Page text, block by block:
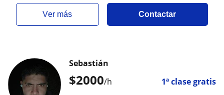
ver más Contactar
$2000/h 1ª clase gratis
Sebastián